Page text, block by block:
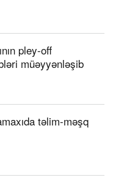
pley-off
müəyyənləşib
təlim-məşq